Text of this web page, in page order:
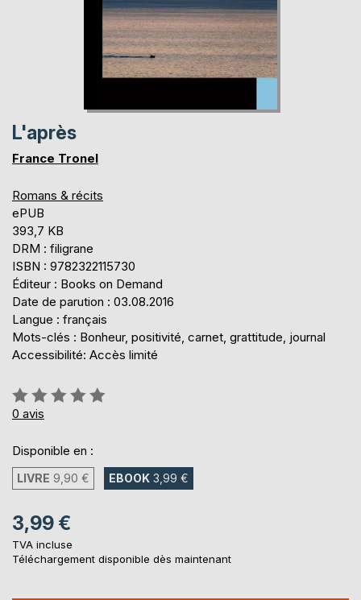
L'après
France Tronel
Romans & récits
ePUB
393,7 KB
DRM : filigrane
ISBN : 9782322115730
Éditeur : Books on Demand
Date de parution : 03.08.2016
Langue : français
Mots-clés : Bonheur, positivité, carnet, grattitude, journal
Accessibilité: Accès limité
Évaluation:
0%
0 avis
Disponible en :
LIVRE 9,90 € EBOOK 3,99 €
3,99 €
TVA incluse
Téléchargement disponible dès maintenant